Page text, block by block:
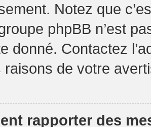
Notez que
phpBB n’est
donné. Contactez
raisons de votre
rapporter des